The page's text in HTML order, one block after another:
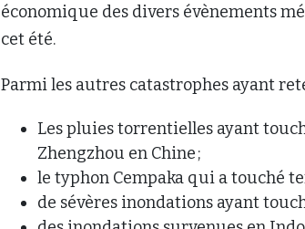
économique des divers évènements
cet été.
Parmi les autres catastrophes ayant
Les pluies torrentielles ayant
Zhengzhou en Chine ;
le typhon Cempaka qui a touché
de sévères inondations ayant